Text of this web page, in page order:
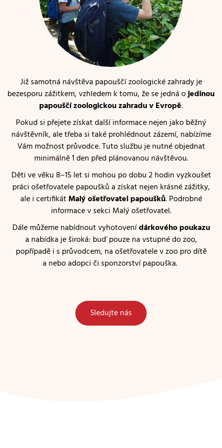
Již samotná návštěva papouščí zoologické zahrady je
bezesporu zážitkem, vzhledem k tomu, že se jedná ojedinou
papouščí zoologickou zahradu v Evropě.
Pokud si přejete získat další informace nejen jako běžný
návštěvník, ale třeba si také prohlédnout zázemí, nabízíme
Vám možnost průvodce. Tuto službu je nutné objednat
minimálně 1 den před plánovanou návštěvou.
Děti ve věku 8–15 let si mohou po dobu 2 hodin vyzkoušet
práci ošetřovatele papoušků a získat nejen krásné zážitky,
ale i certifikátMalý ošetřovatel papoušků. Podrobné
informace v sekci Malý ošetřovatel.
Dále můžeme nabídnout vyhotovenídárkového poukazu
a nabídka je široká: buď pouze na vstupné do zoo,
popřípadě i s průvodcem, na ošetřovatele v zoo pro dítě
a nebo adopci či sponzorství papouška.
Sledujte nás